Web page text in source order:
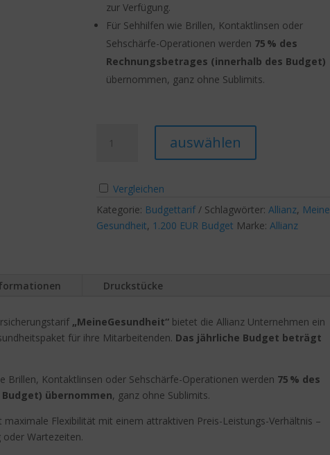
zur Verfügung.
Für Sehhilfen wie Brillen, Kontaktlinsen oder
Sehschärfe-Operationen werden 75 % des
Rechnungsbetrages (innerhalb des Budget)
übernommen, ganz ohne Sublimits.
Gesundheit
Budget
/
Sehhilfe
auswählen
t
n
a
Vergleichen
Kategorie: Budgettarif Schlagwörter: Allianz, Meine
Gesundheit, 1.200 EUR Budget Marke: Allianz
Druckstücke
„MeineGesundheit“ bietet die Allianz Unternehmen ein
für ihre Mitarbeitenden. Das jährliche Budget beträgt
Brillen, Kontaktlinsen oder Sehschärfe-Operationen werden 75 % des
übernommen, ganz ohne Sublimits.
maximale Flexibilität mit einem attraktiven Preis-Leistungs-Verhältnis –
Wartezeiten.